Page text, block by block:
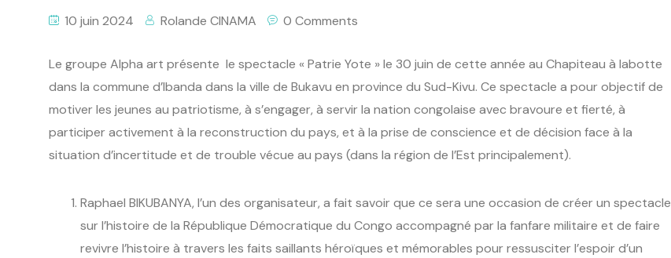
10 juin 2024 Rolande CINAMA 0 Comments
Le groupe Alpha art présente le spectacle « Patrie Yote » le 30 juin de cette année au Chapiteau à labotte
dans la commune d’Ibanda dans la ville de Bukavu en province du Sud-Kivu. Ce spectacle a pour objectif de
motiver les jeunes au patriotisme, à s’engager, à servir la nation congolaise avec bravoure et fierté, à
participer activement à la reconstruction du pays, et à la prise de conscience et de décision face à la
situation d’incertitude et de trouble vécue au pays (dans la région de l’Est principalement).
Raphael BIKUBANYA, l’un des organisateur, a fait savoir que ce sera une occasion de créer un spectacle
sur l’histoire de la République Démocratique du Congo accompagné par la fanfare militaire et de faire
revivre l’histoire à travers les faits saillants héroïques et mémorables pour ressusciter l’espoir d’un